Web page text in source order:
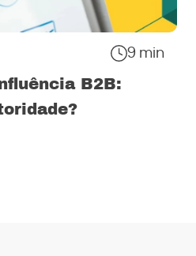
9 min
B2B: